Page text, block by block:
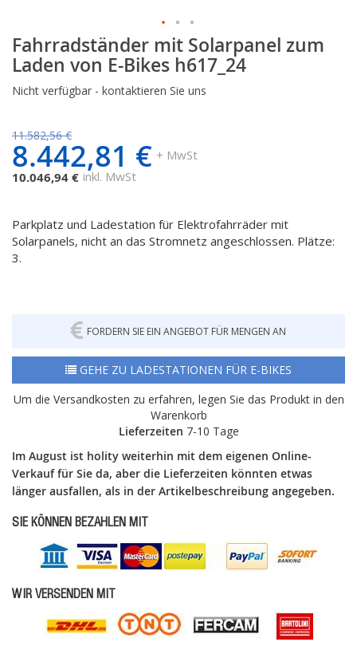
Fahrradständer mit Solarpanel zum
Laden von E-Bikes h617_24
Nicht verfügbar - kontaktieren Sie uns
11.582,56 €
8.442,81 € + MwSt
10.046,94 € inkl. MwSt
Parkplatz und Ladestation für Elektrofahrräder mit
Solarpanels, nicht an das Stromnetz angeschlossen. Plätze:
3.
FORDERN SIE EIN ANGEBOT FÜR MENGEN AN
GEHE ZU LADESTATIONEN FÜR E-BIKES
Um die Versandkosten zu erfahren, legen Sie das Produkt in den
Warenkorb
Lieferzeiten 7-10 Tage
Im August ist holity weiterhin mit dem eigenen Online-
Verkauf für Sie da, aber die Lieferzeiten könnten etwas
länger ausfallen, als in der Artikelbeschreibung angegeben.
SIE KÖNNEN BEZAHLEN MIT
WIR VERSENDEN MIT
Zum
Anfang
der
Bildgalerie